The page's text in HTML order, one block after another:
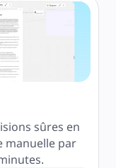
sûres en
manuelle par